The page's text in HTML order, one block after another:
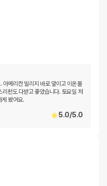
아메리칸 빌리지 바로 앞이고 이온몰
펀도 다받고 좋았습니다. 토요일 저
게 봤어요.
5.0/5.0